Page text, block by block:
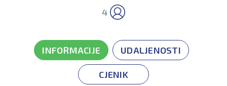
4
INFORMACIJE UDALJENOSTI
CJENIK